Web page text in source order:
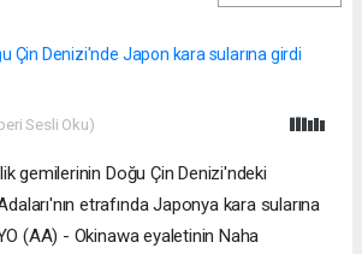
Sesli Oku)
gemilerinin Doğu Çin Denizi'ndeki
etrafında Japonya kara sularına
(AA) - Okinawa eyaletinin Naha